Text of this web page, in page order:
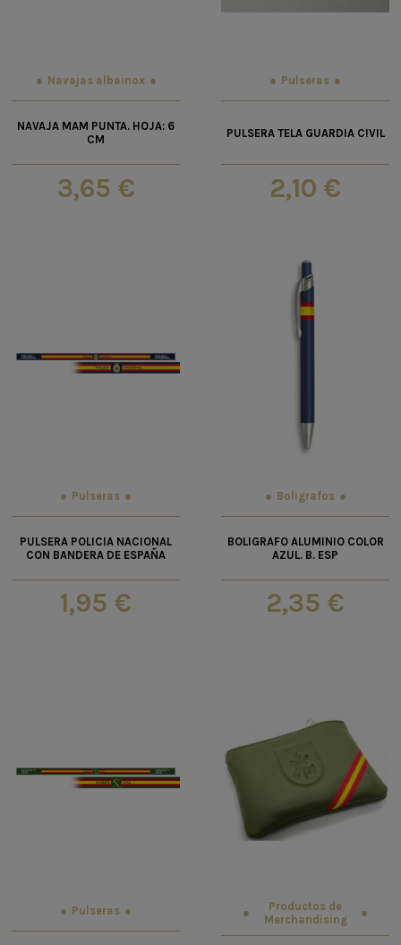
Navajas albainox
NAVAJA MAM PUNTA. HOJA: 6
CM
3,65 €
Pulseras
PULSERA TELA GUARDIA CIVIL
2,10 €
Pulseras
PULSERA POLICIA NACIONAL
CON BANDERA DE ESPAÑA
1,95 €
Boligrafos
BOLIGRAFO ALUMINIO COLOR
AZUL. B. ESP
2,35 €
Pulseras
Productos de
Merchandising